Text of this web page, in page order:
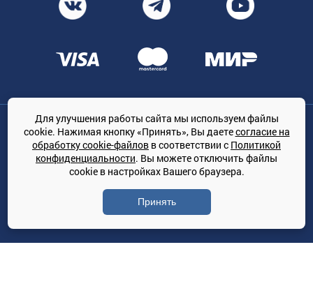
Общество с ограниченной ответственностью «ТРЕЙДКОН», ОГРН:
1167847364079, 197022, г. Санкт-Петербург, проспект Медиков, 7
КЛИМАТПРОФ.ONLINE - оптовая продажа кондиционеров и
климатической техники на территории РФ
© Сайт принадлежит ООО «ТРЕЙДКОН»
Политика конфиденциальности
Для улучшения работы сайта мы используем файлы
cookie. Нажимая кнопку «Принять», Вы даетесогласие на
обработку cookie-файлов в соответствии с Политикой
конфиденциальности. Вы можете отключить файлы
cookie в настройках Вашего браузера.
Принять